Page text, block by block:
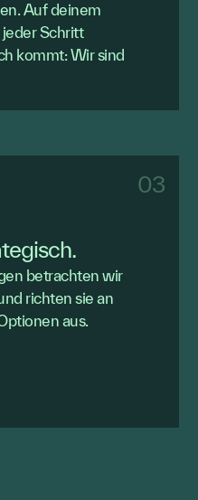
Auf deinem
Schritt
kommt: Wir sind
03
betrachten wir
richten sie an
aus.